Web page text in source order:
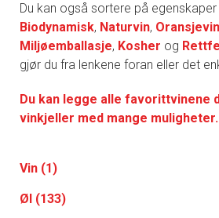
Du kan også sortere på
Biodynamisk, Naturvin, Oransjevin
Miljøemballasje, Kosher og
gjør du fra lenkene foran eller det
Du kan legge alle favorittvinene
vinkjeller med mange muligheter.
Vin (1)
Øl (133)